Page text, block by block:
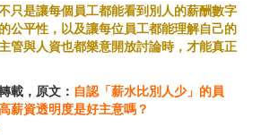
只是讓每個員工都能看到別人的薪酬數字
公平性，以及讓每位員工都能理解自己的
管與人資也都樂意開放討論時，才能真正
載，原文： 自認「薪水比別人少」的員
薪資透明度是好主意嗎？